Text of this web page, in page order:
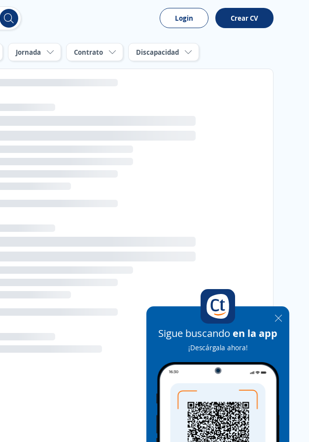
Login Crear CV
Jornada Contrato Discapacidad
Sigue buscando en la app
¡Descárgala ahora!